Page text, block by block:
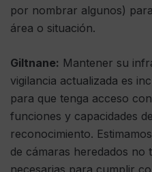
por nombrar algunos)
área o situación.
Giltnane: Mantener su
vigilancia actualizada es
para que tenga acceso
funciones y capacidades
reconocimiento.
de cámaras heredados no
necesarias para cumplir